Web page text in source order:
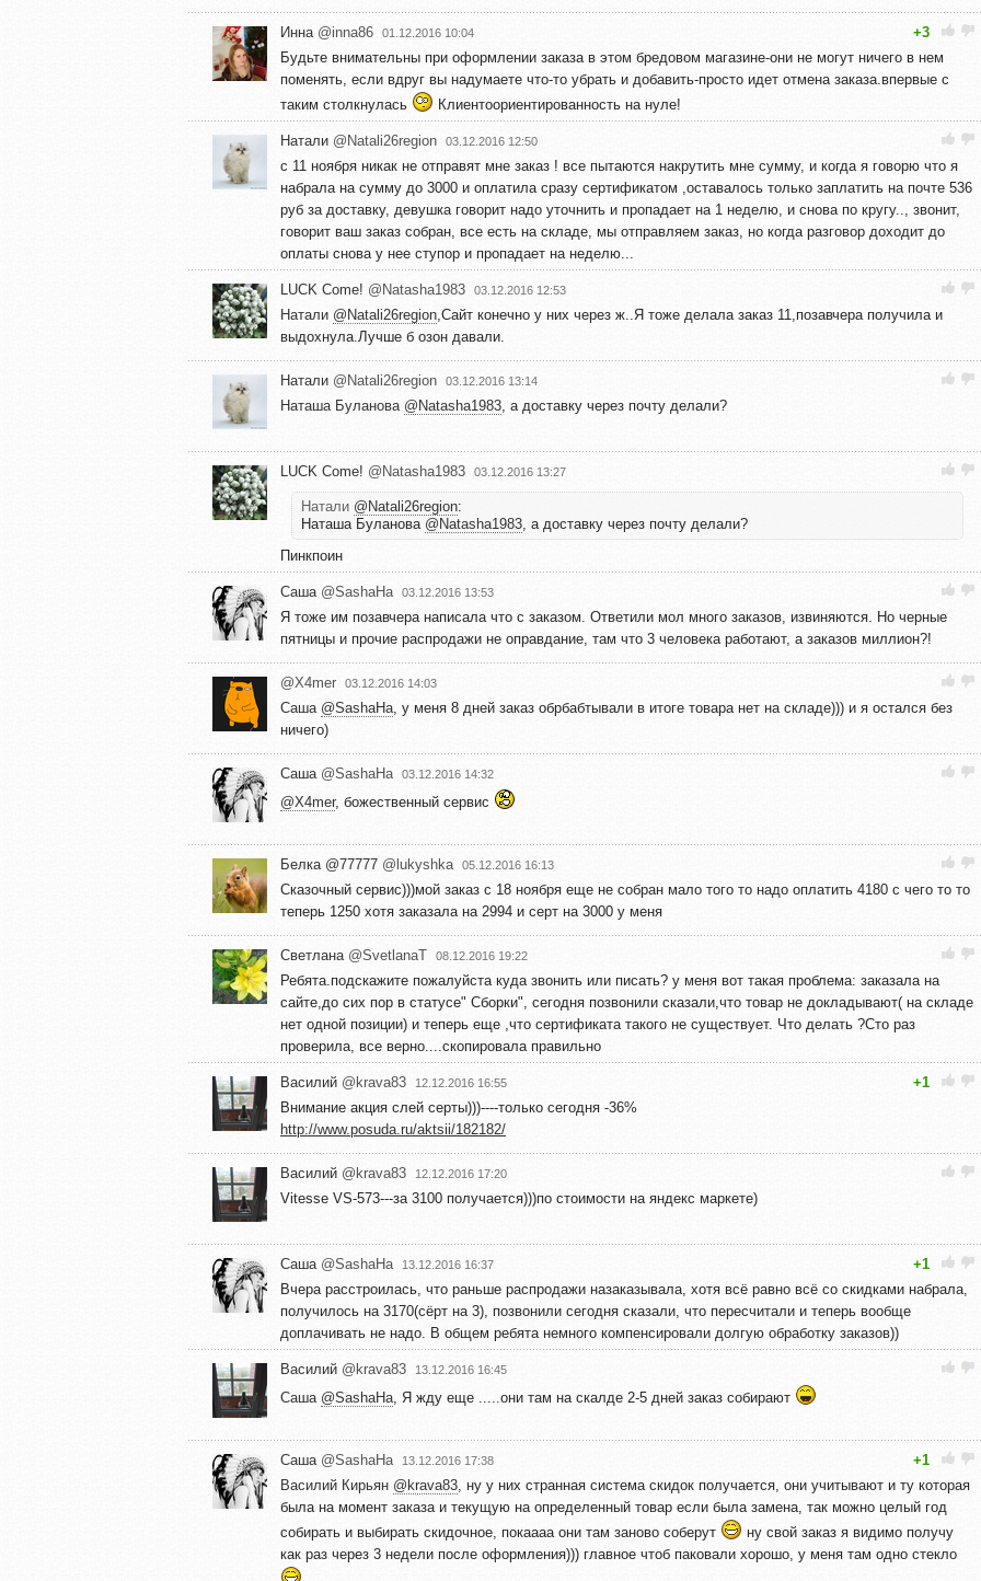
Инна @inna86 01.12.2016 10:04
+3
Будьте внимательны при оформлении заказа в этом бредовом магазине-они не могут ничего в нем
поменять, если вдруг вы надумаете что-то убрать и добавить-просто идет отмена заказа.впервые с
таким столкнулась
Клиентоориентированность на нуле!
Натали @Natali26region 03.12.2016 12:50
с 11 ноября никак не отправят мне заказ ! все пытаются накрутить мне сумму, и когда я говорю что я
набрала на сумму до 3000 и оплатила сразу сертификатом ,оставалось только заплатить на почте 536
руб за доставку, девушка говорит надо уточнить и пропадает на 1 неделю, и снова по кругу.., звонит,
говорит ваш заказ собран, все есть на складе, мы отправляем заказ, но когда разговор доходит до
оплаты снова у нее ступор и пропадает на неделю...
LUCK Come! @Natasha1983 03.12.2016 12:53
Натали @Natali26region,Сайт конечно у них через ж..Я тоже делала заказ 11,позавчера получила и
выдохнула.Лучше б озон давали.
Натали @Natali26region 03.12.2016 13:14
Наташа Буланова @Natasha1983, а доставку через почту делали?
LUCK Come! @Natasha1983 03.12.2016 13:27
Натали @Natali26region:
Наташа Буланова @Natasha1983, а доставку через почту делали?
Пинкпоин
Саша @SashaHa 03.12.2016 13:53
Я тоже им позавчера написала что с заказом. Ответили мол много заказов, извиняются. Но черные
пятницы и прочие распродажи не оправдание, там что 3 человека работают, а заказов миллион?!
@X4mer 03.12.2016 14:03
Саша @SashaHa, у меня 8 дней заказ обрбабтывали в итоге товара нет на складе))) и я остался без
ничего)
Саша @SashaHa 03.12.2016 14:32
@X4mer, божественный сервис
Белка @77777 @lukyshka 05.12.2016 16:13
Сказочный сервис)))мой заказ с 18 ноября еще не собран мало того то надо оплатить 4180 с чего то то
теперь 1250 хотя заказала на 2994 и серт на 3000 у меня
Светлана @SvetlanaT 08.12.2016 19:22
Ребята.подскажите пожалуйста куда звонить или писать? у меня вот такая проблема: заказала на
сайте,до сих пор в статусе" Сборки", сегодня позвонили сказали,что товар не докладывают( на складе
нет одной позиции) и теперь еще ,что сертификата такого не существует. Что делать ?Сто раз
проверила, все верно....скопировала правильно
Василий @krava83 12.12.2016 16:55
+1
Внимание акция слей серты)))----только сегодня -36%
http://www.posuda.ru/aktsii/182182/
Василий @krava83 12.12.2016 17:20
Vitesse VS-573---за 3100 получается)))по стоимости на яндекс маркете)
Саша @SashaHa 13.12.2016 16:37
+1
Вчера расстроилась, что раньше распродажи назаказывала, хотя всё равно всё со скидками набрала,
получилось на 3170(сёрт на 3), позвонили сегодня сказали, что пересчитали и теперь вообще
доплачивать не надо. В общем ребята немного компенсировали долгую обработку заказов))
Василий @krava83 13.12.2016 16:45
Саша @SashaHa, Я жду еще .....они там на скалде 2-5 дней заказ собирают
Саша @SashaHa 13.12.2016 17:38
+1
Василий Кирьян @krava83, ну у них странная система скидок получается, они учитывают и ту которая
была на момент заказа и текущую на определенный товар если была замена, так можно целый год
собирать и выбирать скидочное, покаааа они там заново соберут
ну свой заказ я видимо получу
как раз через 3 недели после оформления))) главное чтоб паковали хорошо, у меня там одно стекло